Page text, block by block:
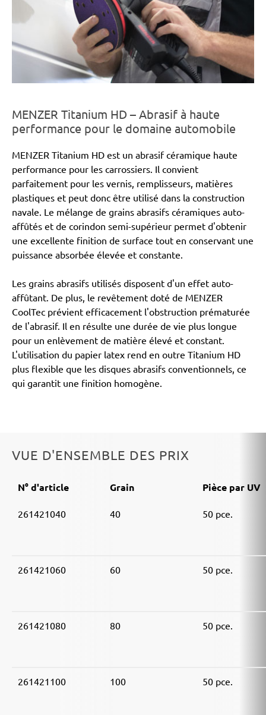
MENZER Titanium HD – Abrasif à haute
performance pour le domaine automobile
MENZER Titanium HD est un abrasif céramique haute
performance pour les carrossiers. Il convient
parfaitement pour les vernis, remplisseurs, matières
plastiques et peut donc être utilisé dans la construction
navale. Le mélange de grains abrasifs céramiques auto-
affûtés et de corindon semi-supérieur permet d'obtenir
une excellente finition de surface tout en conservant une
puissance absorbée élevée et constante.
Les grains abrasifs utilisés disposent d'un effet auto-
affûtant. De plus, le revêtement doté de MENZER
CoolTec prévient efficacement l'obstruction prématurée
de l'abrasif. Il en résulte une durée de vie plus longue
pour un enlèvement de matière élevé et constant.
L'utilisation du papier latex rend en outre Titanium HD
plus flexible que les disques abrasifs conventionnels, ce
qui garantit une finition homogène.
VUE D'ENSEMBLE DES PRIX
N° d'article Grain Pièce par UV
261421040 40 50 pce.
261421060 60 50 pce.
261421080 80 50 pce.
261421100 100 50 pce.